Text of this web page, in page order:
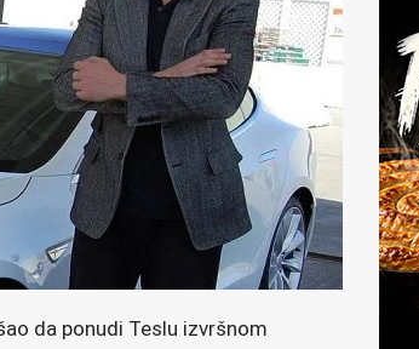
da ponudi Teslu izvršnom